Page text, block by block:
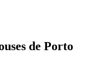
de Porto